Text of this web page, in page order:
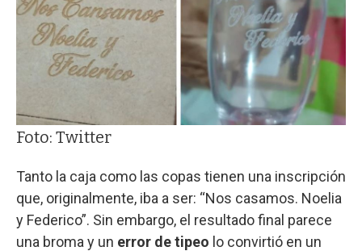
Foto: Twitter
Tanto la caja como las copas tienen una inscripción
que, originalmente, iba a ser: “Nos casamos. Noelia
y Federico”. Sin embargo, el resultado final parece
una broma y un error de tipeo lo convirtió en un